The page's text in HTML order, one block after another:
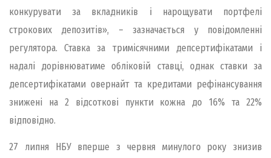
конкурувати за вкладників і нарощувати портфелі
строкових депозитів», – зазначається у повідомленні
регулятора. Ставка за тримісячними депсертифікатами і
надалі дорівнюватиме обліковій ставці, однак ставки за
депсертифікатами овернайт та кредитами рефінансування
знижені на 2 відсоткові пункти кожна до 16% та 22%
відповідно.
27 липня НБУ вперше з червня минулого року знизив